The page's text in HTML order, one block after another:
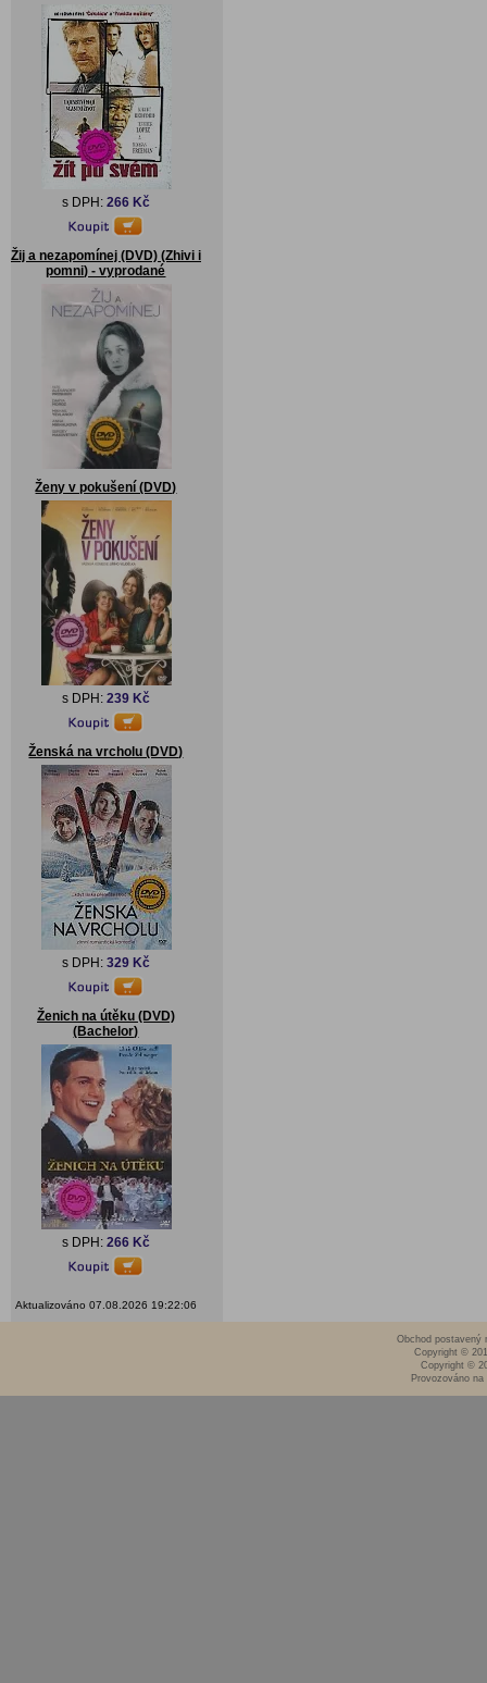
s DPH: 266 Kč
Žij a nezapomínej (DVD) (Zhivi i
pomni) - vyprodané
Ženy v pokušení (DVD)
s DPH: 239 Kč
Ženská na vrcholu (DVD)
s DPH: 329 Kč
Ženich na útěku (DVD)
(Bachelor)
s DPH: 266 Kč
Aktualizováno 07.08.2026 19:22:06
Obchod postavený
Copyright ©
Copyright ©
Provozováno